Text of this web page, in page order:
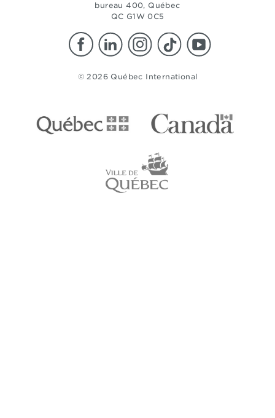
bureau 400, Québec
QC G1W 0C5
© 2026 Québec International